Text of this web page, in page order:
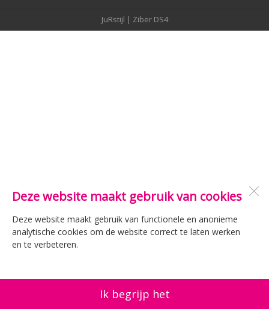
Deze website maakt gebruik van cookies
Deze website maakt gebruik van functionele en anonieme
analytische cookies om de website correct te laten werken
en te verbeteren.
Ik begrijp het
JuRstijl | Ziber DS4